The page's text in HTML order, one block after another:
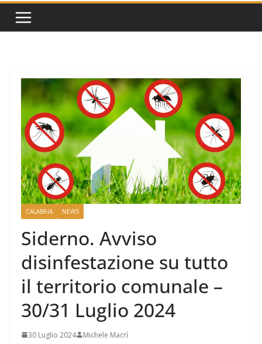
CALABRIA NEWS
Siderno. Avviso
disinfestazione su tutto
il territorio comunale –
30/31 Luglio 2024
30 Luglio 2024 Michele Macrì